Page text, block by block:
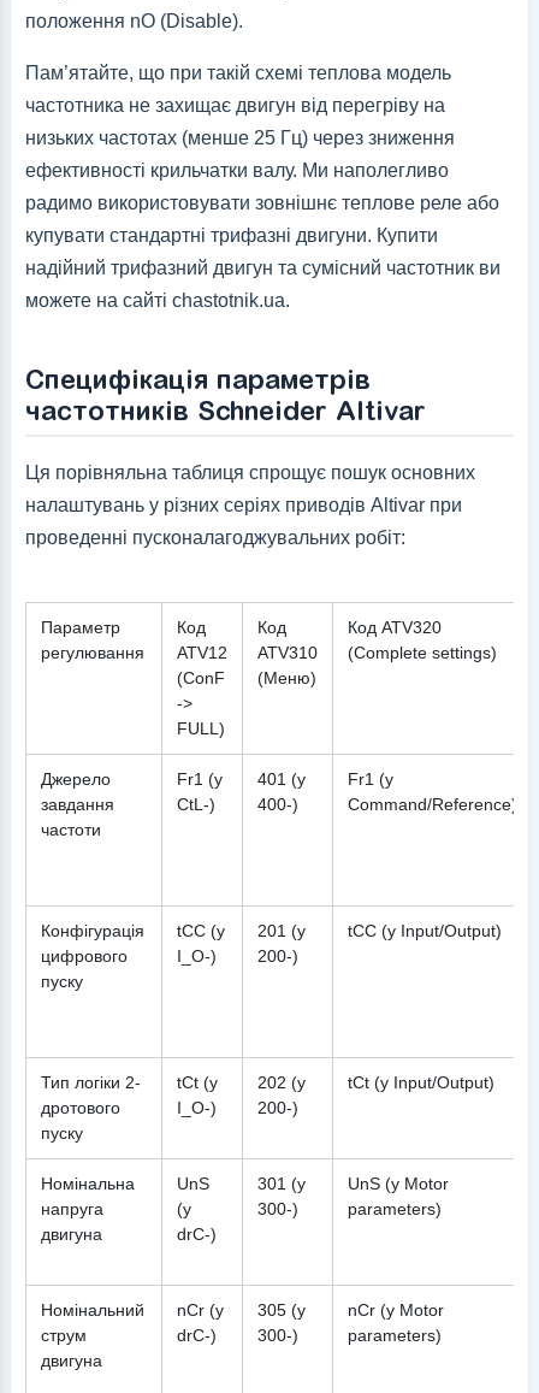
положення nO (Disable).
Пам’ятайте, що при такій схемі теплова модель
частотника не захищає двигун від перегріву на
низьких частотах (менше 25 Гц) через зниження
ефективності крильчатки валу. Ми наполегливо
радимо використовувати зовнішнє теплове реле або
купувати стандартні трифазні двигуни. Купити
надійний трифазний двигун та сумісний частотник ви
можете на сайті chastotnik.ua.
Специфікація параметрів
частотників Schneider Altivar
Ця порівняльна таблиця спрощує пошук основних
налаштувань у різних серіях приводів Altivar при
проведенні пусконалагоджувальних робіт:
Параметр
регулювання
Код
ATV12
(ConF
->
FULL)
Код
ATV310
(Меню)
Код ATV320
(Complete settings)
Джерело
завдання
частоти
Fr1 (у
CtL-)
401 (у
400-)
Fr1 (у
Command/Reference)
Конфігурація
цифрового
пуску
tCC (у
I_O-)
201 (у
200-)
tCC (у Input/Output)
Тип логіки 2-
дротового
пуску
tCt (у
I_O-)
202 (у
200-)
tCt (у Input/Output)
Номінальна
напруга
двигуна
UnS
(у
drC-)
301 (у
300-)
UnS (у Motor
parameters)
Номінальний
струм
двигуна
nCr (у
drC-)
305 (у
300-)
nCr (у Motor
parameters)